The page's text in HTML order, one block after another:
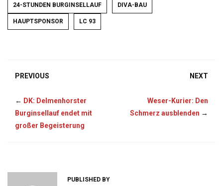
24-STUNDEN BURGINSELLAUF DIVA-BAU
HAUPTSPONSOR LC 93
PREVIOUS
← DK: Delmenhorster
Burginsellauf endet mit
großer Begeisterung
NEXT
Weser-Kurier: Den
Schmerz ausblenden →
PUBLISHED BY